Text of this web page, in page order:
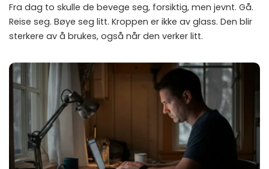
Fra dag to skulle de bevege seg, forsiktig, men jevnt. Gå.
Reise seg. Bøye seg litt. Kroppen er ikke av glass. Den blir
sterkere av å brukes, også når den verker litt.